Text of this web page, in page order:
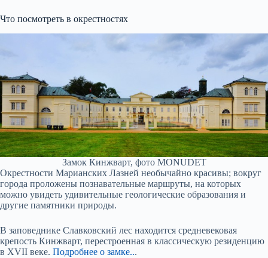
Что посмотреть в окрестностях
Замок Кинжварт, фото MONUDET
Окрестности Марианских Лазней необычайно красивы; вокруг
города проложены познавательные маршруты, на которых
можно увидеть удивительные геологические образования и
другие памятники природы.
В заповеднике Славковский лес находится средневековая
крепость Кинжварт, перестроенная в классическую резиденцию
в XVII веке. Подробнее о замке...